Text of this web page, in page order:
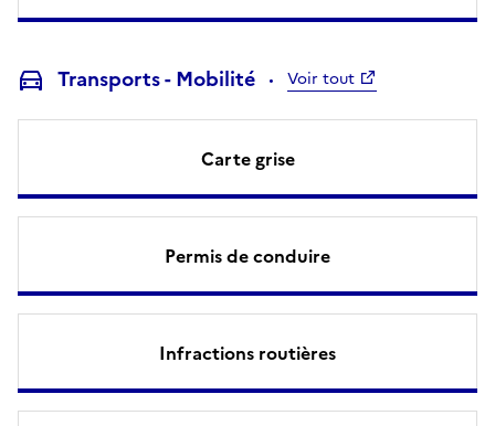
Transports - Mobilité Voir tout
Carte grise
Permis de conduire
Infractions routières